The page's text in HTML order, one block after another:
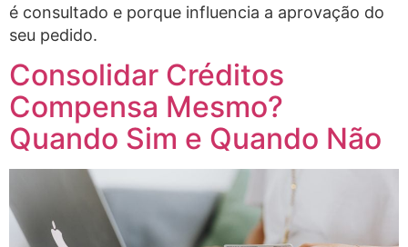
é consultado e porque influencia a aprovação do
seu pedido.
Consolidar Créditos
Compensa Mesmo?
Quando Sim e Quando Não